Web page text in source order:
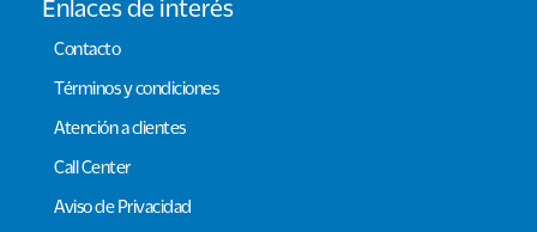
Enlaces de interés
Contacto
Términos y condiciones
Atención a clientes
Call Center
Aviso de Privacidad